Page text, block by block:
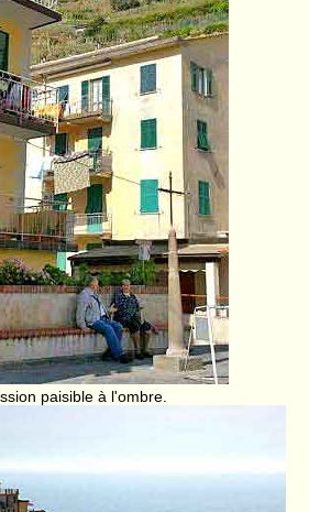
paisible à l'ombre.